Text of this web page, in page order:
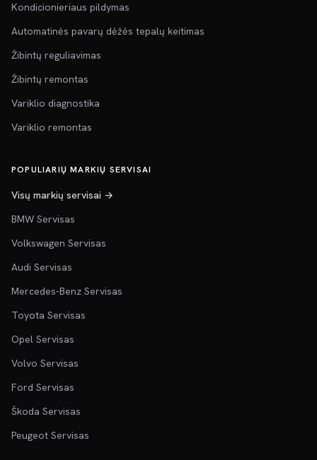
Kondicionieriaus pildymas
Automatinės pavarų dėžės tepalų keitimas
Žibintų reguliavimas
Žibintų remontas
Variklio diagnostika
Variklio remontas
POPULIARIŲ MARKIŲ SERVISAI
Visų markių servisai →
BMW Servisas
Volkswagen Servisas
Audi Servisas
Mercedes-Benz Servisas
Toyota Servisas
Opel Servisas
Volvo Servisas
Ford Servisas
Škoda Servisas
Peugeot Servisas